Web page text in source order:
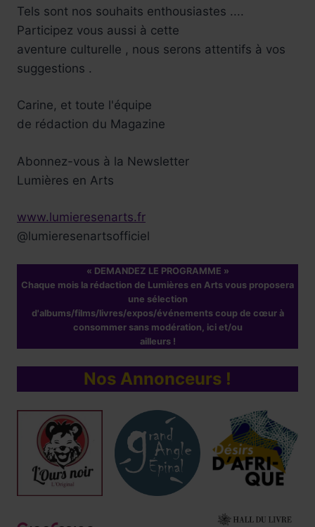
Tels sont nos souhaits enthousiastes ....
Participez vous aussi à cette
aventure culturelle , nous serons attentifs à vos
suggestions .
Carine, et toute l'équipe
de rédaction du Magazine
Abonnez-vous à la Newsletter
Lumières en Arts
www.lumieresenarts.fr
@lumieresenartsofficiel
« DEMANDEZ LE PROGRAMME »
Chaque mois la rédaction de Lumières en Arts vous proposera
une sélection
d'albums/films/livres/expos/événements coup de cœur à
consommer sans modération, ici et/ou
ailleurs !
Nos Annonceurs !